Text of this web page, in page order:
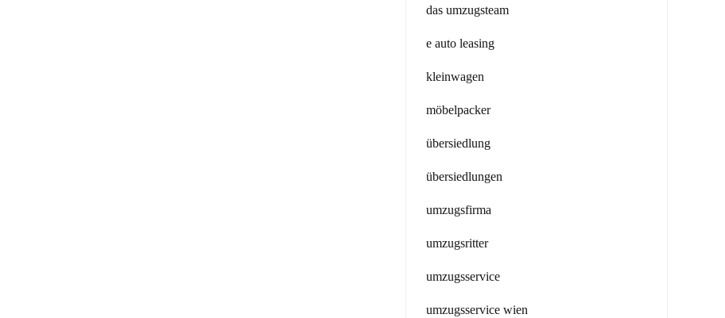
das umzugsteam
e auto leasing
kleinwagen
möbelpacker
übersiedlung
übersiedlungen
umzugsfirma
umzugsritter
umzugsservice
umzugsservice wien